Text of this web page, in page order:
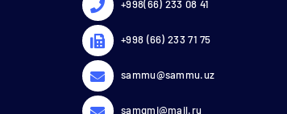
+998(66) 233 08 41
+998 (66) 233 71 75
sammu@sammu.uz
samgmi@mail.ru